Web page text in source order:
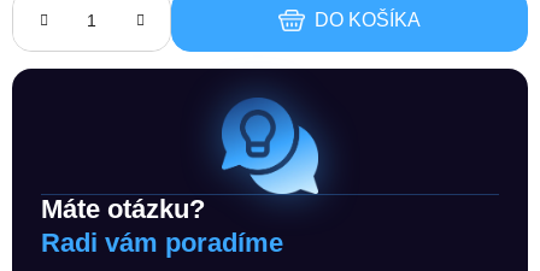
DO KOŠÍKA
Máte otázku?
Radi vám poradíme